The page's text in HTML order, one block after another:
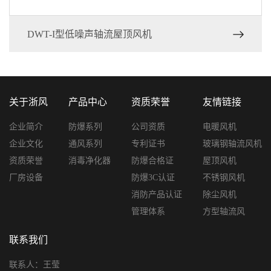
DWT-I型低噪声轴流屋顶风机
关于浙风
企业简介
企业文化
资质荣誉
厂房设备
产品中心
防爆系列
通风系列
消毒净化器
资质荣誉
公司资质
专利证书
防爆合格证
防爆3C认证
消防产品认证
管理体系
友情链接
电暖风机
玻璃钢轴流风机
屋顶风机
不锈钢风机
除尘风机
方型轴流风
联系我们
联系人：王莹